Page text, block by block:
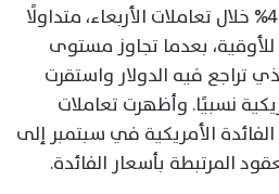
عالميًا، ارتفع الذهب بنحو 4% خلال تعاملات الأربعاء، متداولًا
4260 دولارًا للأوقية، بعدما تجاوز مستوى
تراجع فيه الدولار واستقرت
نسبيًا. وأظهرت تعاملات
الأمريكية في سبتمبر إلى